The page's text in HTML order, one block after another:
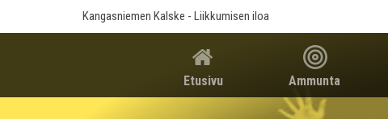
Kangasniemen Kalske - Liikkumisen iloa
Etusivu Ammunta